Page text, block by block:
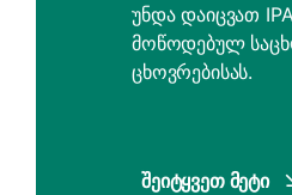
უნდა დაიცვათ
მოწოდებულ
ცხოვრებისას.
Შეიტყვეთ Მეტი